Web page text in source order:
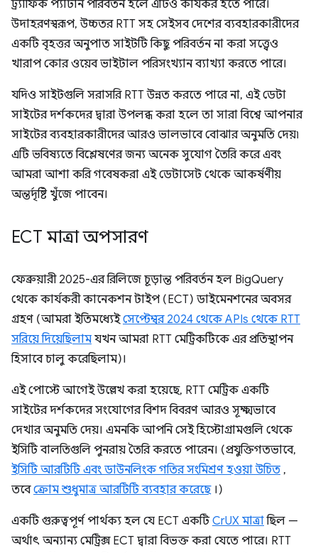
ট্র্যাফিক প্যাটার্ন পরিবর্তন হলে এটিও কার্যকর হতে পারে।
উদাহরণস্বরূপ, উচ্চতর RTT সহ সেইসব দেশের ব্যবহারকারীদের
একটি বৃহত্তর অনুপাত সাইটটি কিছু পরিবর্তন না করা সত্ত্বেও
খারাপ কোর ওয়েব ভাইটাল পরিসংখ্যান ব্যাখ্যা করতে পারে।
যদিও সাইটগুলি সরাসরি RTT উন্নত করতে পারে না, এই ডেটা
সাইটের দর্শকদের দ্বারা উপলব্ধ করা হলে তা সারা বিশ্বে আপনার
সাইটের ব্যবহারকারীদের আরও ভালভাবে বোঝার অনুমতি দেয়৷
এটি ভবিষ্যতে বিশ্লেষণের জন্য অনেক সুযোগ তৈরি করে এবং
আমরা আশা করি গবেষকরা এই ডেটাসেট থেকে আকর্ষণীয়
অন্তর্দৃষ্টি খুঁজে পাবেন।
ECT মাত্রা অপসারণ
ফেব্রুয়ারী 2025-এর রিলিজে চূড়ান্ত পরিবর্তন হল BigQuery
থেকে কার্যকরী কানেকশন টাইপ (ECT) ডাইমেনশনের অবসর
গ্রহণ (আমরা ইতিমধ্যেইসেপ্টেম্বর 2024 থেকে APIs থেকে RTT
সরিয়ে দিয়েছিলাম যখন আমরা RTT মেট্রিকটিকে এর প্রতিস্থাপন
হিসাবে চালু করেছিলাম)।
এই পোস্টে আগেই উল্লেখ করা হয়েছে, RTT মেট্রিক একটি
সাইটের দর্শকদের সংযোগের বিশদ বিবরণ আরও সূক্ষ্মভাবে
দেখার অনুমতি দেয়। এমনকি আপনি সেই হিস্টোগ্রামগুলি থেকে
ইসিটি বালতিগুলি পুনরায় তৈরি করতে পারেন। (প্রযুক্তিগতভাবে,
ইসিটি আরটিটি এবং ডাউনলিংক গতির সংমিশ্রণ হওয়া উচিত ,
তবেক্রোম শুধুমাত্র আরটিটি ব্যবহার করেছে।)
একটি গুরুত্বপূর্ণ পার্থক্য হল যে ECT একটিCrUX মাত্রাছিল —
অর্থাৎ অন্যান্য মেট্রিক্স ECT দ্বারা বিভক্ত করা যেতে পারে। RTT